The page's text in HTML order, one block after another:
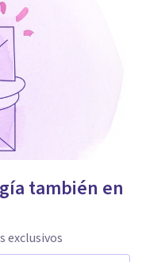
también en
exclusivos